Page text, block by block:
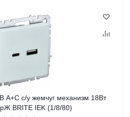
A+C с/у жемчуг механизм 18Вт
BRITE IEK (1/8/80)